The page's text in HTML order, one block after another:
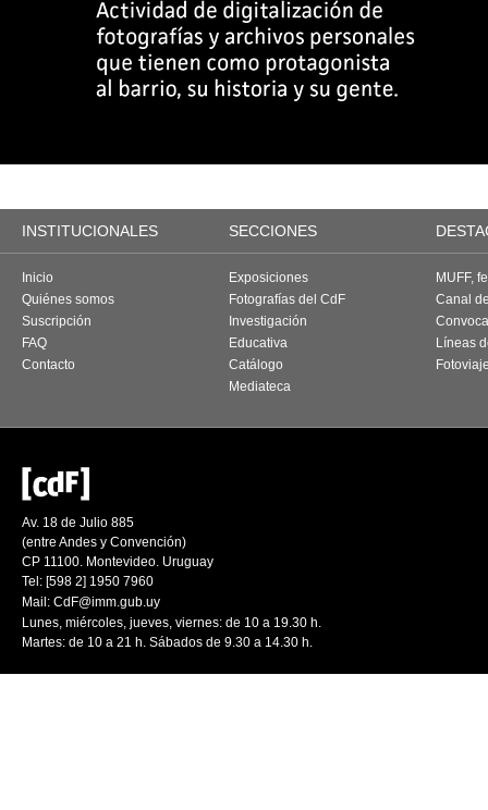
INSTITUCIONALES SECCIONES
Inicio
Quiénes somos
Suscripción
FAQ
Contacto
Exposiciones
Fotografías del CdF
Investigación
Educativa
Catálogo
Mediateca
MUFF,
Canal
Líneas
Av. 18 de Julio 885
(entre Andes y Convención)
CP 11100. Montevideo. Uruguay
Tel: [598 2] 1950 7960
Mail: CdF@imm.gub.uy
Lunes, miércoles, jueves, viernes: de 10 a 19.30 h.
Martes: de 10 a 21 h. Sábados de 9.30 a 14.30 h.